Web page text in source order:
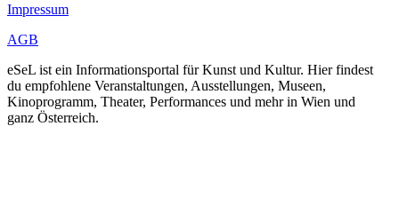
Impressum
AGB
eSeL ist ein Informationsportal für Kunst und Kultur. Hier findest
du empfohlene Veranstaltungen, Ausstellungen, Museen,
Kinoprogramm, Theater, Performances und mehr in Wien und
ganz Österreich.